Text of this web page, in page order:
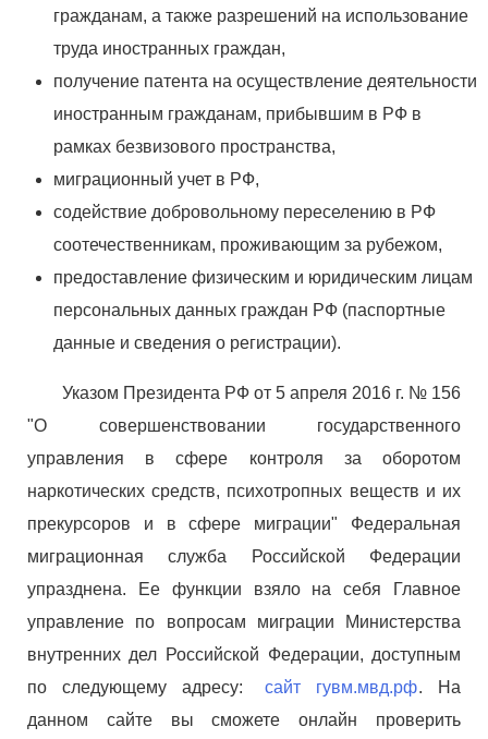
гражданам, а также разрешений на использование
труда иностранных граждан,
получение патента на осуществление деятельности
иностранным гражданам, прибывшим в РФ в
рамках безвизового пространства,
миграционный учет в РФ,
содействие добровольному переселению в РФ
соотечественникам, проживающим за рубежом,
предоставление физическим и юридическим лицам
персональных данных граждан РФ (паспортные
данные и сведения о регистрации).
Указом Президента РФ от 5 апреля 2016 г. № 156
"О совершенствовании государственного
управления в сфере контроля за оборотом
наркотических средств, психотропных веществ и их
прекурсоров и в сфере миграции" Федеральная
миграционная служба Российской Федерации
упразднена. Ее функции взяло на себя Главное
управление по вопросам миграции Министерства
внутренних дел Российской Федерации, доступным
по следующему адресу:
сайт гувм.мвд.рф. На
данном сайте вы сможете онлайн проверить